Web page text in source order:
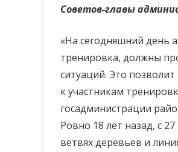
Советов-главы
«На сегодняшний день
тренировка, должны
ситуаций. Это
к участникам
госадминистрации
Ровно 18 лет назад, с
ветвях деревьев и